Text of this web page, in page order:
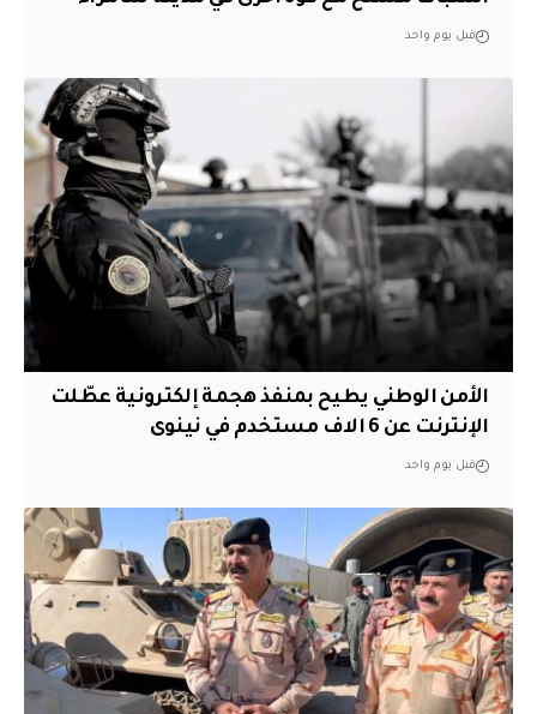
قبل يوم واحد
الأمن الوطني يطيح بمنفذ هجمة إلكترونية عطّلت
الإنترنت عن 6 الاف مستخدم في نينوى
قبل يوم واحد